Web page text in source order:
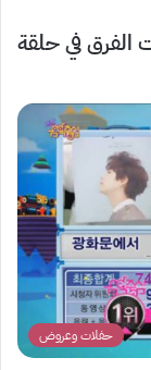
الفرق في حلقة
حفلات وعروض